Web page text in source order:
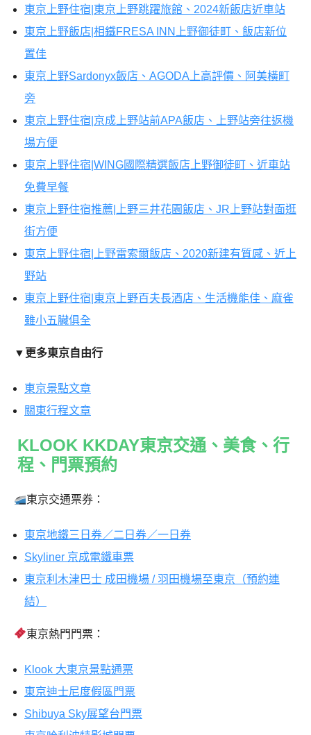
東京上野住宿|東京上野跳躍旅館、2024新飯店近車站
東京上野飯店|相鐵FRESA INN上野御徒町、飯店新位
置佳
東京上野Sardonyx飯店、AGODA上高評價、阿美橫町
旁
東京上野住宿|京成上野站前APA飯店、上野站旁往返機
場方便
東京上野住宿|WING國際精選飯店上野御徒町、近車站
免費早餐
東京上野住宿推薦|上野三井花園飯店、JR上野站對面逛
街方便
東京上野住宿|上野雷索爾飯店、2020新建有質感、近上
野站
東京上野住宿|東京上野百夫長酒店、生活機能佳、麻雀
雖小五臟俱全
▼ 更多東京自由行
東京景點文章
關東行程文章
KLOOK KKDAY東京交通、美食、行
程、門票預約
東京交通票券：
東京地鐵三日券／二日券／一日券
Skyliner 京成電鐵車票
東京利木津巴士 成田機場 / 羽田機場至東京（預約連
結）
東京熱門門票：
Klook 大東京景點通票
東京迪士尼度假區門票
Shibuya Sky展望台門票